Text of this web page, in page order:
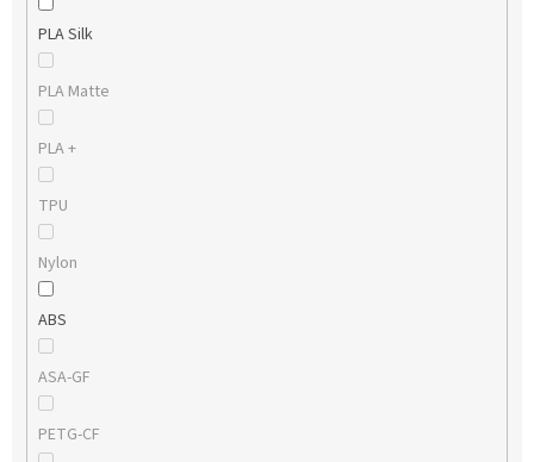
PLA Silk
PLA Matte
PLA +
TPU
Nylon
ABS
ASA-GF
PETG-CF